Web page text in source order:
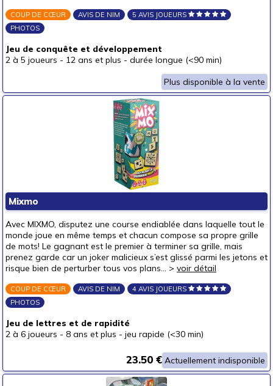
COUP DE CŒUR AVIS DE NIM
5 AVIS JOUEURS
PHOTOS
Jeu de conquête et développement
2 à 5 joueurs - 12 ans et plus - durée longue (<90 min)
Plus disponible à la vente
Mixmo
Avec MIXMO, disputez une course endiablée dans laquelle tout le
monde joue en même temps et chacun compose sa propre grille
de mots! Le gagnant est le premier à terminer sa grille, mais
prenez garde car un joker malicieux s’est glissé parmi les jetons et
risque bien de perturber tous vos plans... > voir détail
COUP DE CŒUR AVIS DE NIM
4 AVIS JOUEURS
PHOTOS
Jeu de lettres et de rapidité
2 à 6 joueurs - 8 ans et plus - jeu rapide (<30 min)
Actuellement indisponible
23.50 €